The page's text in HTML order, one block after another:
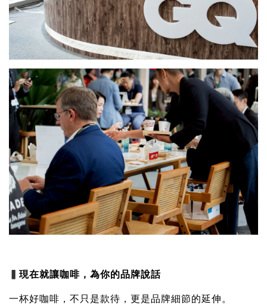
▍ 現在就讓咖啡，為你的品牌說話
一杯好咖啡，不只是款待，更是品牌細節的延伸。